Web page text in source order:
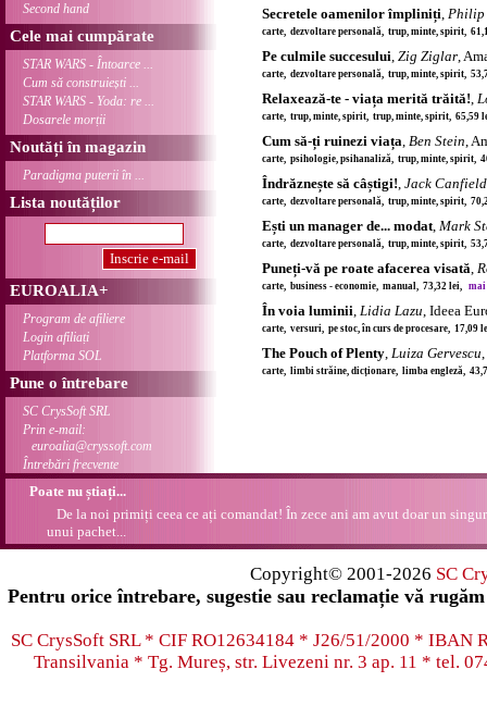
Second hand
Cele mai cumpărate
STAR WARS - Întoarce ...
Cum să construiești ...
STAR WARS - Yoda: re ...
Dosarele morții
Noutăți în magazin
Paradigma puterii în ...
Lista noutăților
EUROALIA+
Program de afiliere
Login afiliați
Platforma SOL
Pune o întrebare
SC CrysSoft SRL
Prin e-mail:
euroalia@cryssoft.com
Întrebări frecvente
Secretele oamenilor împliniți, Philip
carte, dezvoltare personală, trup, minte, spirit,
Pe culmile succesului, Zig Ziglar,
carte, dezvoltare personală, trup, minte, spirit,
Relaxează-te - viața merită trăită!,
carte, trup, minte, spirit, trup, minte, spirit, 65,59
Cum să-ți ruinezi viața, Ben Stein,
carte, psihologie, psihanaliză, trup, minte, spirit,
Îndrăznește să câștigi!, Jack
carte, dezvoltare personală, trup, minte, spirit,
Ești un manager de... modat, Mark
carte, dezvoltare personală, trup, minte, spirit,
Puneți-vă pe roate afacerea visată,
carte, business - economie, manual, 73,32 lei, mai
În voia luminii, Lidia Lazu, Ideea
carte, versuri, pe stoc, în curs de procesare, 17,09
The Pouch of Plenty, Luiza Gervescu
carte, limbi străine, dicționare, limba engleză,
Poate nu știați...
De la noi primiți ceea ce ați comandat! În zece ani am avut doar un
unui pachet...
Copyright© 2001-2026 SC
Pentru orice întrebare, sugestie sau reclamație vă
SC CrysSoft SRL * CIF RO12634184 * J26/51/2000 * IBAN
Transilvania * Tg. Mureș, str. Livezeni nr. 3 ap. 11 * tel.